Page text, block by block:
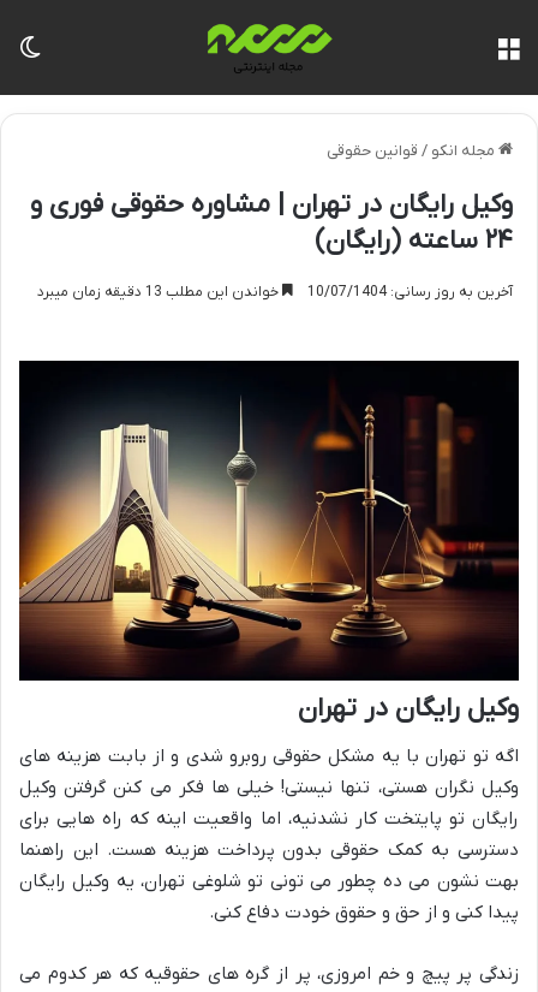
مجله انکو / قوانین حقوقی
وکیل رایگان در تهران | مشاوره حقوقی فوری و
۲۴ ساعته (رایگان)
آخرین به روز رسانی: 10/07/1404 خواندن این مطلب 13 دقیقه زمان میبرد
وکیل رایگان در تهران
اگه تو تهران با یه مشکل حقوقی روبرو شدی و از بابت هزینه های
وکیل نگران هستی، تنها نیستی! خیلی ها فکر می کنن گرفتن وکیل
رایگان تو پایتخت کار نشدنیه، اما واقعیت اینه که راه هایی برای
دسترسی به کمک حقوقی بدون پرداخت هزینه هست. این راهنما
بهت نشون می ده چطور می تونی تو شلوغی تهران، یه وکیل رایگان
پیدا کنی و از حق و حقوق خودت دفاع کنی.
زندگی پر پیچ و خم امروزی، پر از گره های حقوقیه که هر کدوم می